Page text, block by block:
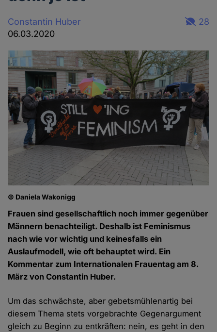
Constantin Huber
06.03.2020
28
© Daniela Wakonigg
Frauen sind gesellschaftlich noch immer gegenüber
Männern benachteiligt. Deshalb ist Feminismus
nach wie vor wichtig und keinesfalls ein
Auslaufmodell, wie oft behauptet wird. Ein
Kommentar zum Internationalen Frauentag am 8.
März von Constantin Huber.
Um das schwächste, aber gebetsmühlenartig bei
diesem Thema stets vorgebrachte Gegenargument
gleich zu Beginn zu entkräften: nein, es geht in den